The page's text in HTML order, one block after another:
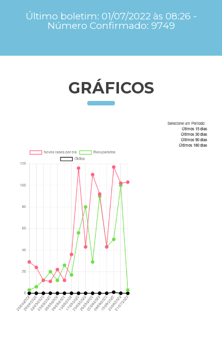
Último boletim: 01/07/2022 às 08:26 -
Número Confirmado: 9749
GRÁFICOS
Selecione um Periodo:
Útimos 15 dias
Últimos 30 dias
Últimos 90 dias
Últimos 180 dias